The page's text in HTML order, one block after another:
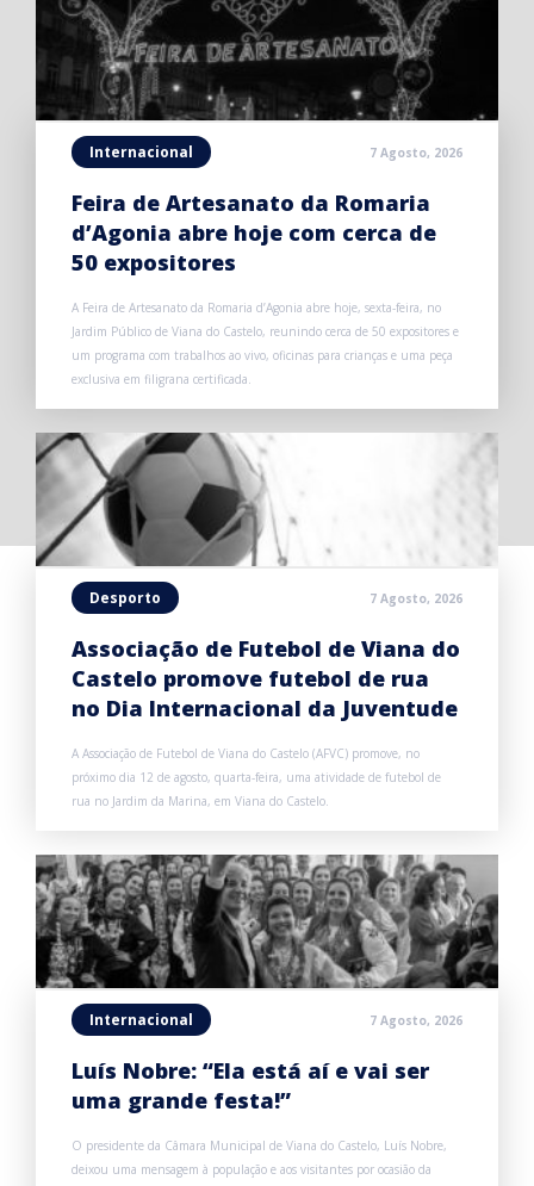
Internacional 7 Agosto, 2026
Feira de Artesanato da Romaria
d’Agonia abre hoje com cerca de
50 expositores
A Feira de Artesanato da Romaria d’Agonia abre hoje, sexta-feira, no
Jardim Público de Viana do Castelo, reunindo cerca de 50 expositores e
um programa com trabalhos ao vivo, oficinas para crianças e uma peça
exclusiva em filigrana certificada.
Desporto 7 Agosto, 2026
Associação de Futebol de Viana do
Castelo promove futebol de rua
no Dia Internacional da Juventude
A Associação de Futebol de Viana do Castelo (AFVC) promove, no
próximo dia 12 de agosto, quarta-feira, uma atividade de futebol de
rua no Jardim da Marina, em Viana do Castelo.
Internacional 7 Agosto, 2026
Luís Nobre: “Ela está aí e vai ser
uma grande festa!”
O presidente da Câmara Municipal de Viana do Castelo, Luís Nobre,
deixou uma mensagem à população e aos visitantes por ocasião da